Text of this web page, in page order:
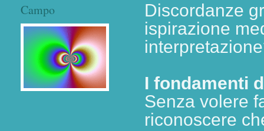
Discordanze
ispirazione
I fondamenti
Senza volere
riconoscere
Campo